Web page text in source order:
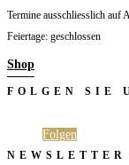
Termine ausschliesslich auf
Feiertage: geschlossen
Shop
FOLGEN SIE
Folgen